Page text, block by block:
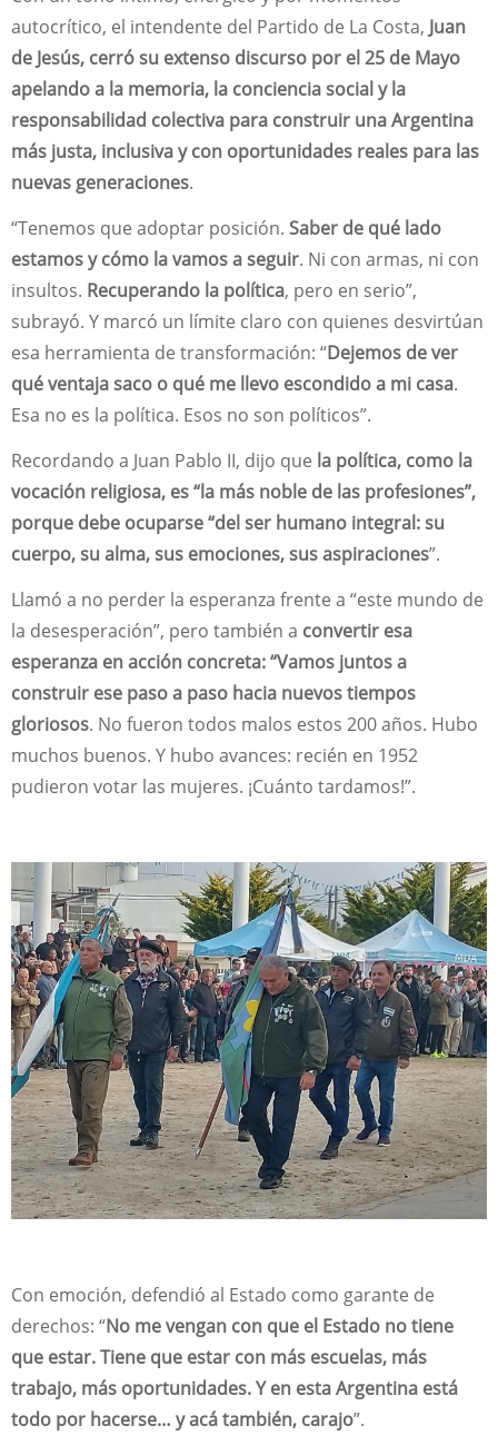
autocrítico, el intendente del Partido de La Costa, Juan
de Jesús, cerró su extenso discurso por el 25 de Mayo
apelando a la memoria, la conciencia social y la
responsabilidad colectiva para construir una Argentina
más justa, inclusiva y con oportunidades reales para las
nuevas generaciones.
“Tenemos que adoptar posición. Saber de qué lado
estamos y cómo la vamos a seguir. Ni con armas, ni con
insultos. Recuperando la política, pero en serio”,
subrayó. Y marcó un límite claro con quienes desvirtúan
esa herramienta de transformación: “Dejemos de ver
qué ventaja saco o qué me llevo escondido a mi casa.
Esa no es la política. Esos no son políticos”.
Recordando a Juan Pablo II, dijo que la política, como la
vocación religiosa, es “la más noble de las profesiones”,
porque debe ocuparse “del ser humano integral: su
cuerpo, su alma, sus emociones, sus aspiraciones”.
Llamó a no perder la esperanza frente a “este mundo de
la desesperación”, pero también a convertir esa
esperanza en acción concreta: “Vamos juntos a
construir ese paso a paso hacia nuevos tiempos
gloriosos. No fueron todos malos estos 200 años. Hubo
muchos buenos. Y hubo avances: recién en 1952
pudieron votar las mujeres. ¡Cuánto tardamos!”.
Con emoción, defendió al Estado como garante de
derechos: “No me vengan con que el Estado no tiene
que estar. Tiene que estar con más escuelas, más
trabajo, más oportunidades. Y en esta Argentina está
todo por hacerse… y acá también, carajo”.